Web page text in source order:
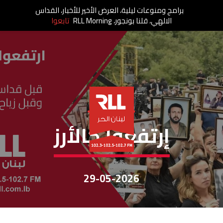
إرتفعوا كالأرز
إرتفعوا كالأرز
29-05-2026
برامج ومنوعات ليلية، العرض الأخير للأخبار، القداس
الالهي، قلنا بونجور، RLL Morning تابعوا